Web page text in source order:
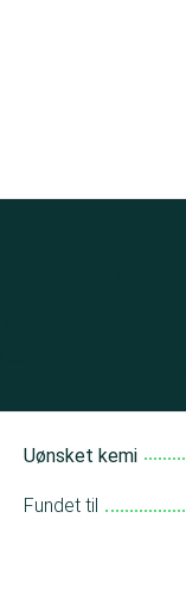
Uønsket kemi
Fundet til